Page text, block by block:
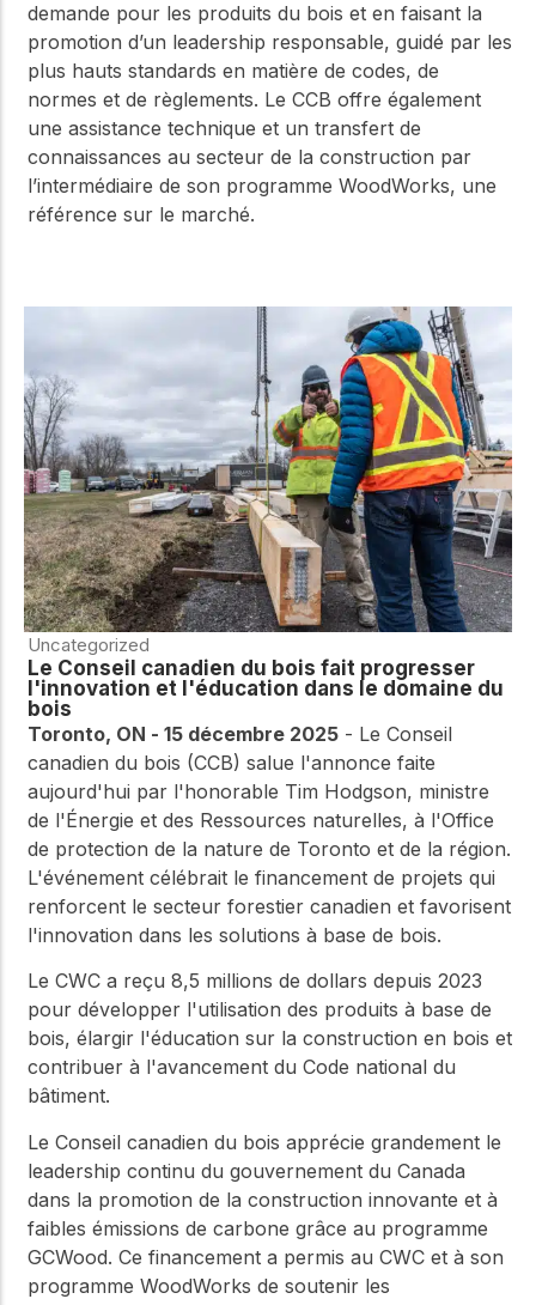
demande pour les produits du bois et en faisant la
promotion d’un leadership responsable, guidé par les
plus hauts standards en matière de codes, de
normes et de règlements. Le CCB offre également
une assistance technique et un transfert de
connaissances au secteur de la construction par
l’intermédiaire de son programme WoodWorks, une
référence sur le marché.
Uncategorized
Le Conseil canadien du bois fait progresser
l'innovation et l'éducation dans le domaine du
bois
Toronto, ON - 15 décembre 2025 - Le Conseil
canadien du bois (CCB) salue l'annonce faite
aujourd'hui par l'honorable Tim Hodgson, ministre
de l'Énergie et des Ressources naturelles, à l'Office
de protection de la nature de Toronto et de la région.
L'événement célébrait le financement de projets qui
renforcent le secteur forestier canadien et favorisent
l'innovation dans les solutions à base de bois.
Le CWC a reçu 8,5 millions de dollars depuis 2023
pour développer l'utilisation des produits à base de
bois, élargir l'éducation sur la construction en bois et
contribuer à l'avancement du Code national du
bâtiment.
Le Conseil canadien du bois apprécie grandement le
leadership continu du gouvernement du Canada
dans la promotion de la construction innovante et à
faibles émissions de carbone grâce au programme
GCWood. Ce financement a permis au CWC et à son
programme WoodWorks de soutenir les